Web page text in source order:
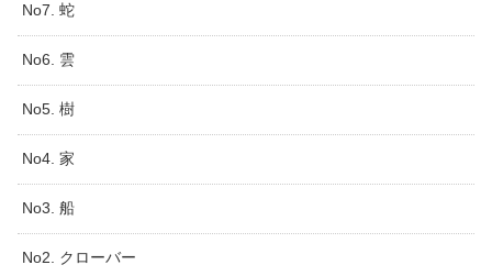
No7. 蛇
No6. 雲
No5. 樹
No4. 家
No3. 船
No2. クローバー